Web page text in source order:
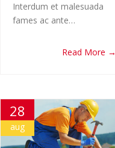
Interdum et malesuada
fames ac ante…
Read More →
28
aug